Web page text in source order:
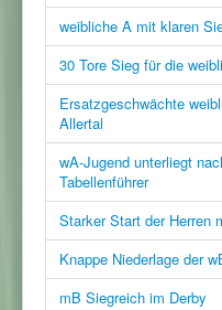
weibliche A mit klaren
30 Tore Sieg für die
Ersatzgeschwächte
Allertal
wA-Jugend unterliegt
Tabellenführer
Starker Start der Herren
Knappe Niederlage der
mB Siegreich im Derby